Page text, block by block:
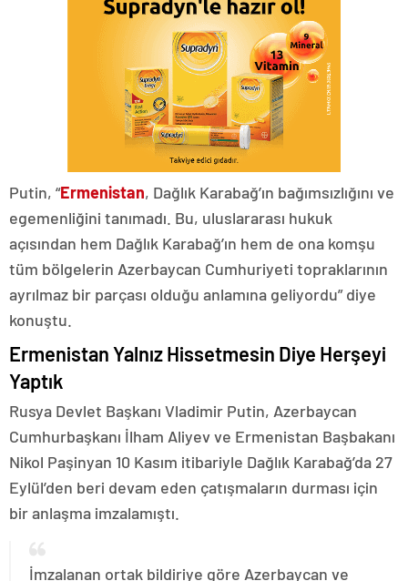
Putin, “Ermenistan, Dağlık Karabağ’ın bağımsızlığını ve
egemenliğini tanımadı. Bu, uluslararası hukuk
açısından hem Dağlık Karabağ’ın hem de ona komşu
tüm bölgelerin Azerbaycan Cumhuriyeti topraklarının
ayrılmaz bir parçası olduğu anlamına geliyordu” diye
konuştu.
Ermenistan Yalnız Hissetmesin Diye Herşeyi
Yaptık
Rusya Devlet Başkanı Vladimir Putin, Azerbaycan
Cumhurbaşkanı İlham Aliyev ve Ermenistan Başbakanı
Nikol Paşinyan 10 Kasım itibariyle Dağlık Karabağ’da 27
Eylül’den beri devam eden çatışmaların durması için
bir anlaşma imzalamıştı.
İmzalanan ortak bildiriye göre Azerbaycan ve